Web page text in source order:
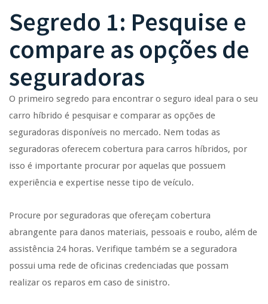
Segredo 1: Pesquise e
compare as opções de
seguradoras
O primeiro segredo para encontrar o seguro ideal para o seu
carro híbrido é pesquisar e comparar as opções de
seguradoras disponíveis no mercado. Nem todas as
seguradoras oferecem cobertura para carros híbridos, por
isso é importante procurar por aquelas que possuem
experiência e expertise nesse tipo de veículo.
Procure por seguradoras que ofereçam cobertura
abrangente para danos materiais, pessoais e roubo, além de
assistência 24 horas. Verifique também se a seguradora
possui uma rede de oficinas credenciadas que possam
realizar os reparos em caso de sinistro.